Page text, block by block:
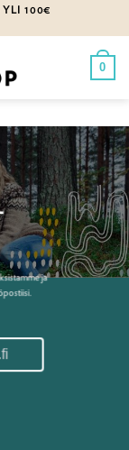
100€
0
ja